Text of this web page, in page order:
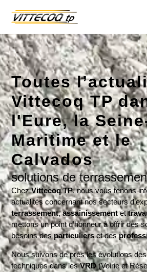
Toutes
Vittecoq TP
l'Eure, la
Maritime et le
Calvados
solutions de
ChezVittecoq TP, nous vous tenons
actualités concernant nos secteurs
terrassement,assainissementet
mettons un point d’honneur à offrir des
besoins desparticulierset des
Nous suivons de près les évolutions
techniques dans lesVRD(Voirie et